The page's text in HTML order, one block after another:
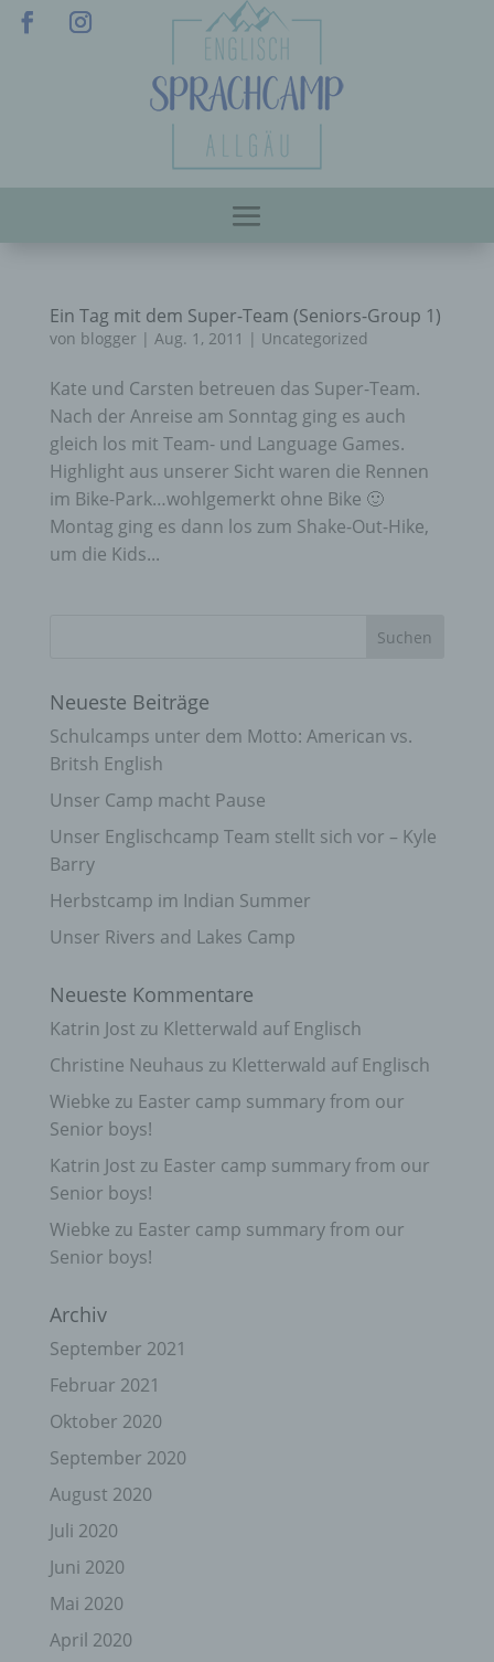
Ein Tag mit dem Super-Team (Seniors-Group 1)
von blogger | Aug. 1, 2011 | Uncategorized
Kate und Carsten betreuen das Super-Team.
Nach der Anreise am Sonntag ging es auch
gleich los mit Team- und Language Games.
Highlight aus unserer Sicht waren die Rennen
im Bike-Park…wohlgemerkt ohne Bike 🙂
Montag ging es dann los zum Shake-Out-Hike,
um die Kids...
Neueste Beiträge
Schulcamps unter dem Motto: American vs.
Britsh English
Unser Camp macht Pause
Unser Englischcamp Team stellt sich vor – Kyle
Barry
Herbstcamp im Indian Summer
Unser Rivers and Lakes Camp
Neueste Kommentare
Katrin Jost zu Kletterwald auf Englisch
Christine Neuhaus zu Kletterwald auf Englisch
Wiebke zu Easter camp summary from our
Senior boys!
Katrin Jost zu Easter camp summary from our
Senior boys!
Wiebke zu Easter camp summary from our
Senior boys!
Archiv
September 2021
Februar 2021
Oktober 2020
September 2020
August 2020
Juli 2020
Juni 2020
Mai 2020
April 2020